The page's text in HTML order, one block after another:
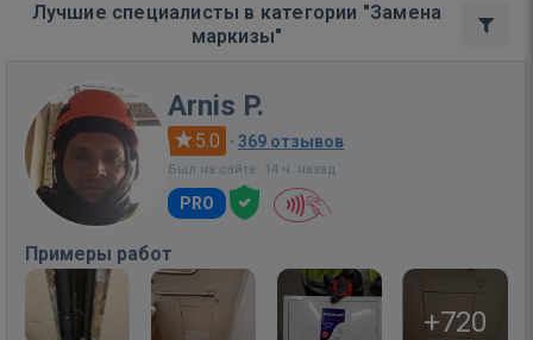
Лучшие специалисты в категории "Замена
маркизы"
Arnis P.
5.0 · 369 отзывов
Был на сайте: 14 ч. назад
PRO
Примеры работ
+720